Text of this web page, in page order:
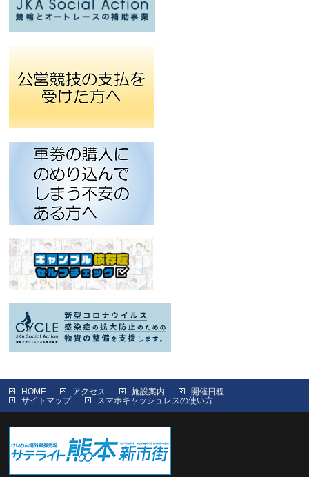
HOME アクセス 施設案内
開催日程
サイトマップ
スマホキャッシュレスの使い方